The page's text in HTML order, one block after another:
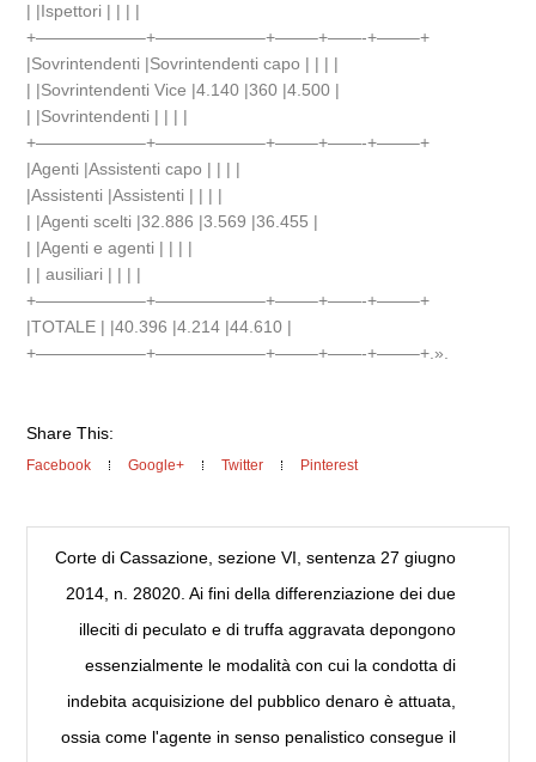
| |Ispettori | | | |
+——————–+——————–+——–+——-+——–+
|Sovrintendenti |Sovrintendenti capo | | | |
| |Sovrintendenti Vice |4.140 |360 |4.500 |
| |Sovrintendenti | | | |
+——————–+——————–+——–+——-+——–+
|Agenti |Assistenti capo | | | |
|Assistenti |Assistenti | | | |
| |Agenti scelti |32.886 |3.569 |36.455 |
| |Agenti e agenti | | | |
| | ausiliari | | | |
+——————–+——————–+——–+——-+——–+
|TOTALE | |40.396 |4.214 |44.610 |
+——————–+——————–+——–+——-+——–+.».
Share This:
Facebook Google+ Twitter Pinterest
Corte di Cassazione, sezione VI, sentenza 27 giugno
2014, n. 28020. Ai fini della differenziazione dei due
illeciti di peculato e di truffa aggravata depongono
essenzialmente le modalità con cui la condotta di
indebita acquisizione del pubblico denaro è attuata,
ossia come l'agente in senso penalistico consegue il